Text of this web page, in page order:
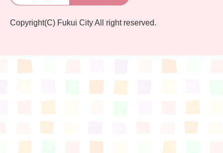
Copyright(C) Fukui City All right reserved.
お出かけ情報
病気・けが 基本情報
パパもママも子育て
ワンポイント英会話
ソーシャルメディア